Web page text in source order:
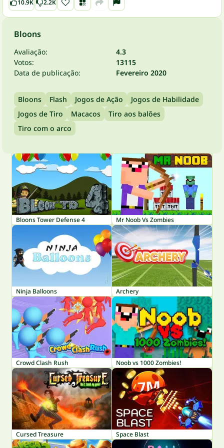
10.9K 2.2K
Bloons
Avaliação:
4.3
Votos:
13115
Data de publicação:
Fevereiro 2020
Bloons Flash Jogos de Ação
Jogos de Habilidade
Jogos de Tiro
Macacos
Tiro aos balões
Tiro com o arco
Bloons Tower Defense 4 Mr Noob Vs Zombies
Ninja Balloons Archery
Crowd Clash Rush Noob vs 1000 Zombies!
Cursed Treasure Space Blast